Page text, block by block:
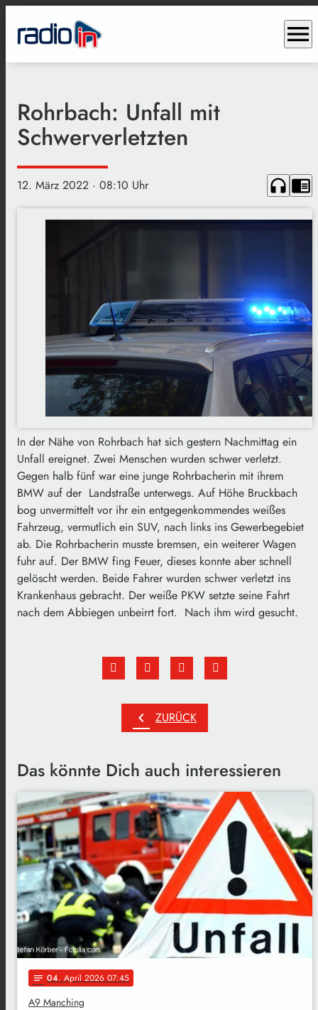
menu
Rohrbach: Unfall mit
Schwerverletzten
12. März 2022 · 08:10 Uhr headphones chrome_reader_mode
In der Nähe von Rohrbach hat sich gestern Nachmittag ein
Unfall ereignet. Zwei Menschen wurden schwer verletzt.
Gegen halb fünf war eine junge Rohrbacherin mit ihrem
BMW auf der Landstraße unterwegs. Auf Höhe Bruckbach
bog unvermittelt vor ihr ein entgegenkommendes weißes
Fahrzeug, vermutlich ein SUV, nach links ins Gewerbegebiet
ab. Die Rohrbacherin musste bremsen, ein weiterer Wagen
fuhr auf. Der BMW fing Feuer, dieses konnte aber schnell
gelöscht werden. Beide Fahrer wurden schwer verletzt ins
Krankenhaus gebracht. Der weiße PKW setzte seine Fahrt
nach dem Abbiegen unbeirrt fort. Nach ihm wird gesucht.
chevron_left ZURÜCK
Das könnte Dich auch interessieren
notes 04. April 2026 07:45
A9 Manching